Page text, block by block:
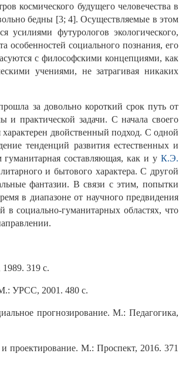
космического будущего человечества в
бедны [3; 4]. Осуществляемые в этом
усилиями футурологов экологического,
особенностей социального познания, его
с философскими концепциями, как
учениями, не затрагивая никаких
за довольно короткий срок путь от
и практической задачи. С начала своего
двойственный подход. С одной
тенденций развития естественных и
составляющая, как и у К.Э.
и бытового характера. С другой
фантазии. В связи с этим, попытки
в диапазоне от научного предвидения
в социально-гуманитарных областях, что
319 с.
УРСС, 2001. 480 с.
прогнозирование. М.: Педагогика,
проектирование. М.: Проспект, 2016. 371